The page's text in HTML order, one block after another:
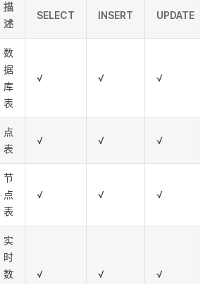
描
述
SELECT INSERT UPDATE
数
据
库
表
√ √ √
点
表
√ √ √
节
点
表
√ √ √
实
时
数
√ √ √